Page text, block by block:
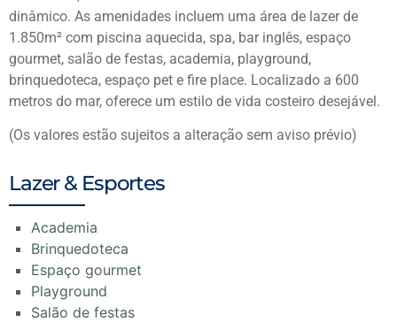
dinâmico. As amenidades incluem uma área de lazer de
1.850m² com piscina aquecida, spa, bar inglês, espaço
gourmet, salão de festas, academia, playground,
brinquedoteca, espaço pet e fire place. Localizado a 600
metros do mar, oferece um estilo de vida costeiro desejável.
(Os valores estão sujeitos a alteração sem aviso prévio)
Lazer & Esportes
Academia
Brinquedoteca
Espaço gourmet
Playground
Salão de festas